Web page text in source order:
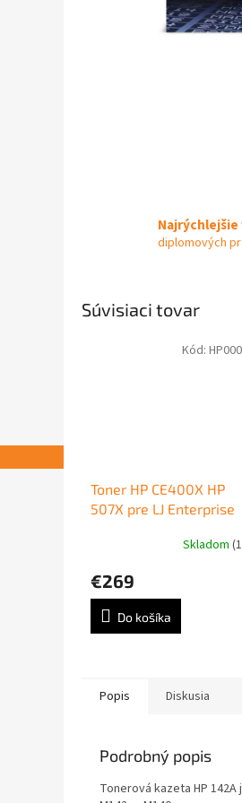
Najrýchlejšie
diplomových
Súvisiaci tovar
Toner HP CE400X HP
507X pre LJ Enterprise
black (11.000 str.)Skladom
€269
Do košíka
Kód:
Popis Diskusia
Podrobný popis
Tonerová kazeta HP